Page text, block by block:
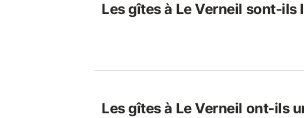
Les gîtes à Le Verneil sont-ils
Les gîtes à Le Verneil ont-ils